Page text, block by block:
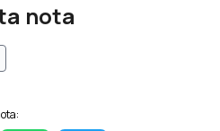
nota